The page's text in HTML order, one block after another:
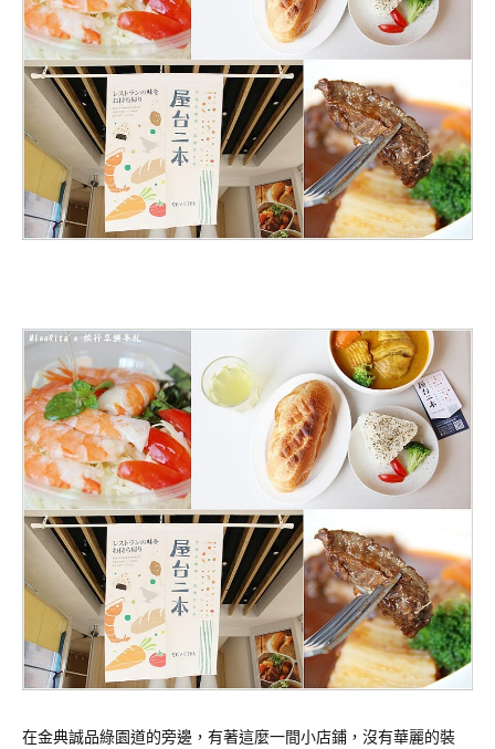
在金典誠品綠園道的旁邊，有著這麼一間小店鋪，沒有華麗的裝